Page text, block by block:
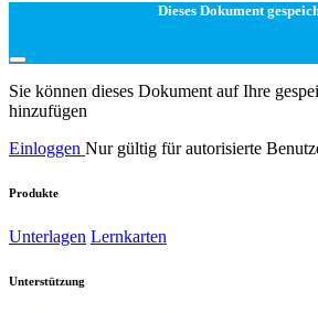
Dieses Dokument
Sie können dieses Dokument auf Ihre
hinzufügen
Einloggen Nur gültig für autorisierte
Produkte
Unterlagen Lernkarten
Unterstützung